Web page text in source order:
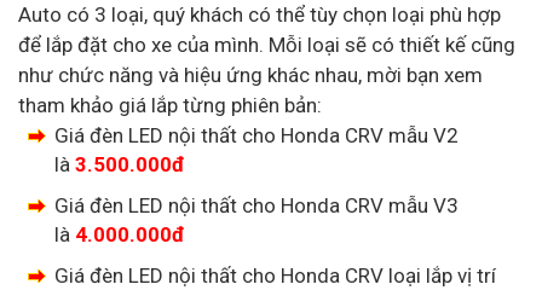
Auto có 3 loại, quý khách có thể tùy chọn loại phù hợp
để lắp đặt cho xe của mình. Mỗi loại sẽ có thiết kế cũng
như chức năng và hiệu ứng khác nhau, mời bạn xem
tham khảo giá lắp từng phiên bản:
Giá đèn LED nội thất cho Honda CRV mẫu V2
là 3.500.000đ
Giá đèn LED nội thất cho Honda CRV mẫu V3
là 4.000.000đ
Giá đèn LED nội thất cho Honda CRV loại lắp vị trí